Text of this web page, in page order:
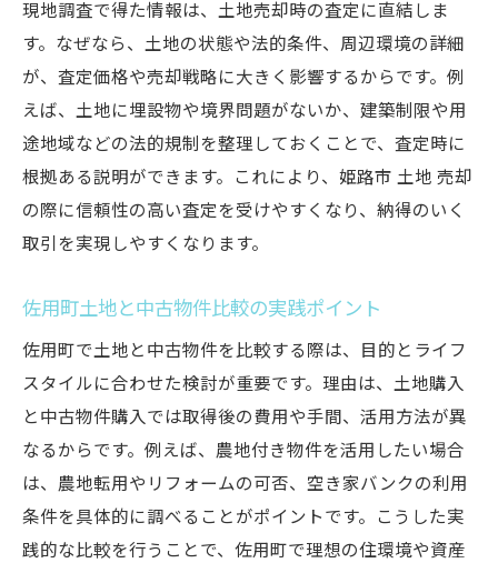
現地調査で得た情報は、土地売却時の査定に直結しま
す。なぜなら、土地の状態や法的条件、周辺環境の詳細
が、査定価格や売却戦略に大きく影響するからです。例
えば、土地に埋設物や境界問題がないか、建築制限や用
途地域などの法的規制を整理しておくことで、査定時に
根拠ある説明ができます。これにより、姫路市 土地 売却
の際に信頼性の高い査定を受けやすくなり、納得のいく
取引を実現しやすくなります。
佐用町土地と中古物件比較の実践ポイント
佐用町で土地と中古物件を比較する際は、目的とライフ
スタイルに合わせた検討が重要です。理由は、土地購入
と中古物件購入では取得後の費用や手間、活用方法が異
なるからです。例えば、農地付き物件を活用したい場合
は、農地転用やリフォームの可否、空き家バンクの利用
条件を具体的に調べることがポイントです。こうした実
践的な比較を行うことで、佐用町で理想の住環境や資産